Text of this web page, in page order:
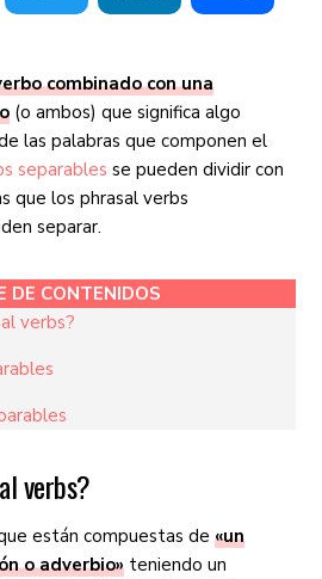
combinado con una
(o ambos) que significa algo
las palabras que componen el
separables se pueden dividir con
que los phrasal verbs
separar.
DE CONTENIDOS
verbs?
verbs?
están compuestas de«un
o adverbio» teniendo un